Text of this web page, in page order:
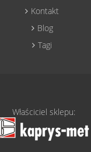
Kontakt
Blog
Tagi
Właściciel sklepu: